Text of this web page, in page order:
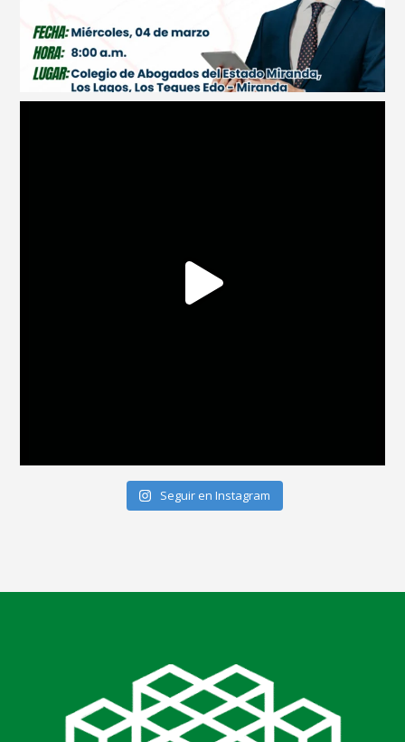
Seguir en Instagram